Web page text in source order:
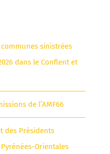
sinistrées
dans le Conflent et
de l’AMF66
des Présidents
Orientales